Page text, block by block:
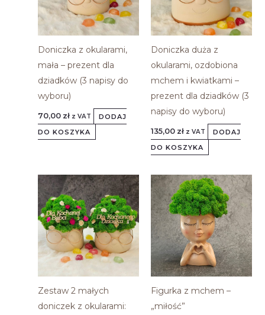
Doniczka z okularami,
mała – prezent dla
dziadków (3 napisy do
wyboru)
70,00 zł z VAT
DODAJ
DO KOSZYKA
Doniczka duża z
okularami, ozdobiona
mchem i kwiatkami –
prezent dla dziadków (3
napisy do wyboru)
135,00 zł z VAT
DODAJ
DO KOSZYKA
Zestaw 2 małych
doniczek z okularami:
Figurka z mchem –
„miłość”